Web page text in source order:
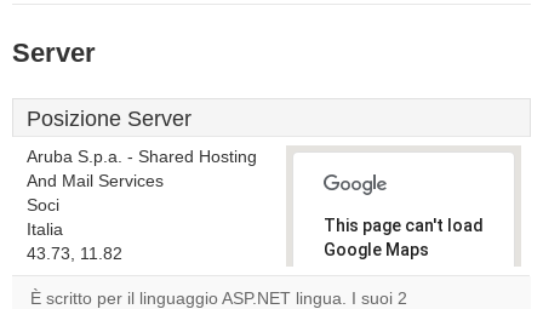
Server
Posizione Server
Aruba S.p.a. - Shared Hosting
And Mail Services
Soci
Italia
43.73, 11.82
This page can't load
Google Maps
correctly.
È scritto per il linguaggio ASP.NET lingua. I suoi 2